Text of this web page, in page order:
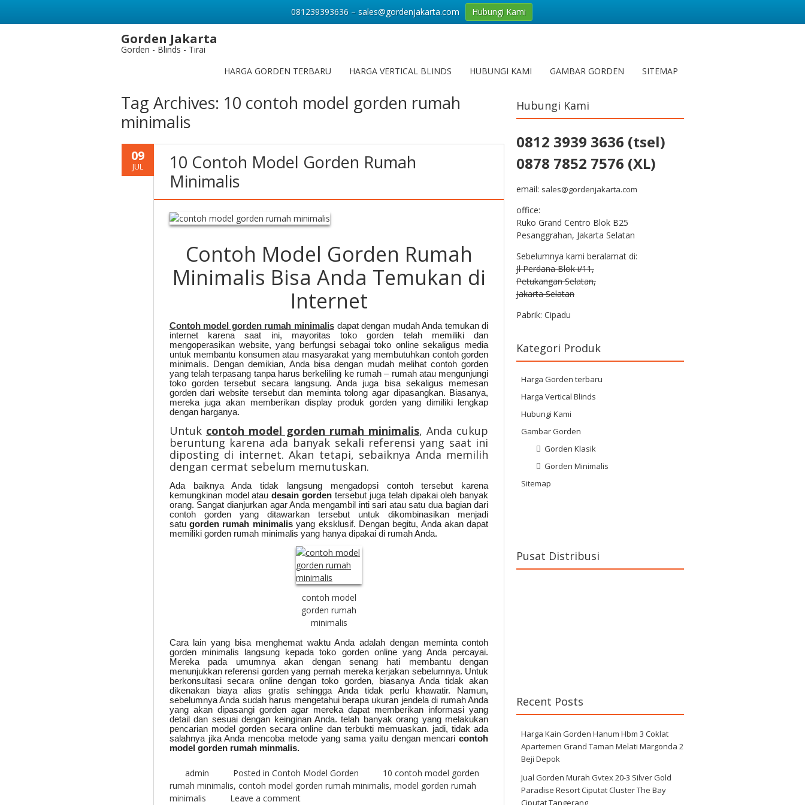
Gorden Jakarta
Gorden - Blinds - Tirai
HARGA GORDEN TERBARU
HARGA VERTICAL BLINDS HUBUNGI KAMI GAMBAR GORDEN SITEMAP
Tag Archives: 10 contoh model gorden rumah
minimalis
09
JUL
10 Contoh Model Gorden Rumah
Minimalis
Contoh Model Gorden Rumah
Minimalis Bisa Anda Temukan di
Internet
Contoh model gorden rumah minimalis dapat dengan mudah Anda temukan di
internet karena saat ini, mayoritas toko gorden telah memiliki dan
mengoperasikan website, yang berfungsi sebagai toko online sekaligus media
untuk membantu konsumen atau masyarakat yang membutuhkan contoh gorden
minimalis. Dengan demikian, Anda bisa dengan mudah melihat contoh gorden
yang telah terpasang tanpa harus berkeliling ke rumah – rumah atau mengunjungi
toko gorden tersebut secara langsung. Anda juga bisa sekaligus memesan
gorden dari website tersebut dan meminta tolong agar dipasangkan. Biasanya,
mereka juga akan memberikan display produk gorden yang dimiliki lengkap
dengan harganya.
Untuk contoh model gorden rumah minimalis, Anda cukup
beruntung karena ada banyak sekali referensi yang saat ini
diposting di internet. Akan tetapi, sebaiknya Anda memilih
dengan cermat sebelum memutuskan.
Ada baiknya Anda tidak langsung mengadopsi contoh tersebut karena
kemungkinan model atau desain gorden tersebut juga telah dipakai oleh banyak
orang. Sangat dianjurkan agar Anda mengambil inti sari atau satu dua bagian dari
contoh gorden yang ditawarkan tersebut untuk dikombinasikan menjadi
satu gorden rumah minimalis yang eksklusif. Dengan begitu, Anda akan dapat
memiliki gorden rumah minimalis yang hanya dipakai di rumah Anda.
contoh model
gorden rumah
minimalis
Cara lain yang bisa menghemat waktu Anda adalah dengan meminta contoh
gorden minimalis langsung kepada toko gorden online yang Anda percayai.
Mereka pada umumnya akan dengan senang hati membantu dengan
menunjukkan referensi gorden yang pernah mereka kerjakan sebelumnya. Untuk
berkonsultasi secara online dengan toko gorden, biasanya Anda tidak akan
dikenakan biaya alias gratis sehingga Anda tidak perlu khawatir. Namun,
sebelumnya Anda sudah harus mengetahui berapa ukuran jendela di rumah Anda
yang akan dipasangi gorden agar mereka dapat memberikan informasi yang
detail dan sesuai dengan keinginan Anda. telah banyak orang yang melakukan
pencarian model gorden secara online dan terbukti memuaskan. jadi, tidak ada
salahnya jika Anda mencoba metode yang sama yaitu dengan mencari contoh
model gorden rumah minmalis.
admin Posted in Contoh Model Gorden
10 contoh model gorden
rumah minimalis, contoh model gorden rumah minimalis, model gorden rumah
minimalis
Leave a comment
Hubungi Kami
0812 3939 3636 (tsel)
0878 7852 7576 (XL)
email: sales@gordenjakarta.com
office:
Ruko Grand Centro Blok B25
Pesanggrahan, Jakarta Selatan
Sebelumnya kami beralamat di:
Jl Perdana Blok i/11,
Petukangan Selatan,
Jakarta Selatan
Pabrik: Cipadu
Kategori Produk
Harga Gorden terbaru
Harga Vertical Blinds
Hubungi Kami
Gambar Gorden
Gorden Klasik
Gorden Minimalis
Sitemap
Pusat Distribusi
Recent Posts
Harga Kain Gorden Hanum Hbm 3 Coklat
Apartemen Grand Taman Melati Margonda 2
Beji Depok
Jual Gorden Murah Gvtex 20-3 Silver Gold
Paradise Resort Ciputat Cluster The Bay
Ciputat Tangerang
081239393636 – sales@gordenjakarta.com Hubungi Kami